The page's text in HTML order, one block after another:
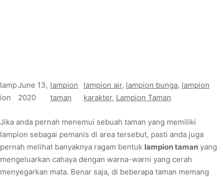
lamp
ion
June 13,
2020
lampion
taman
lampion air, lampion bunga, lampion
karakter, Lampion Taman
Jika anda pernah menemui sebuah taman yang memiliki
lampion sebagai pemanis di area tersebut, pasti anda juga
pernah melihat banyaknya ragam bentuk lampion taman yang
mengeluarkan cahaya dengan warna-warni yang cerah
menyegarkan mata. Benar saja, di beberapa taman memang